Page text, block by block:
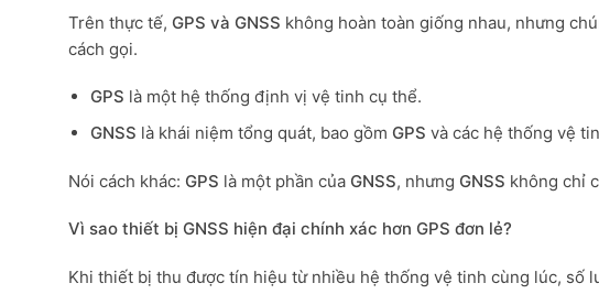
Trên thực tế, GPS và GNSS không hoàn toàn giống nhau, nhưng
cách gọi.
GPS là một hệ thống định vị vệ tinh cụ thể.
GNSS là khái niệm tổng quát, bao gồm GPS và các hệ thống vệ
Nói cách khác: GPS là một phần của GNSS, nhưng GNSS không chỉ
Vì sao thiết bị GNSS hiện đại chính xác hơn GPS đơn lẻ?
Khi thiết bị thu được tín hiệu từ nhiều hệ thống vệ tinh cùng lúc, số